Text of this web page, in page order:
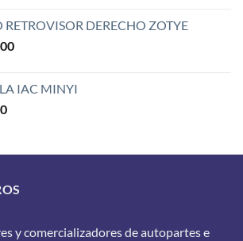
RETROVISOR DERECHO ZOTYE
IAC MINYI
y comercializadores de autopartes e